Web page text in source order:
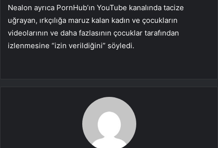
Nealon ayrıca PornHub’ın YouTube kanalında tacize
uğrayan, ırkçılığa maruz kalan kadın ve çocukların
videolarının ve daha fazlasının çocuklar tarafından
izlenmesine “izin verildiğini” söyledi.